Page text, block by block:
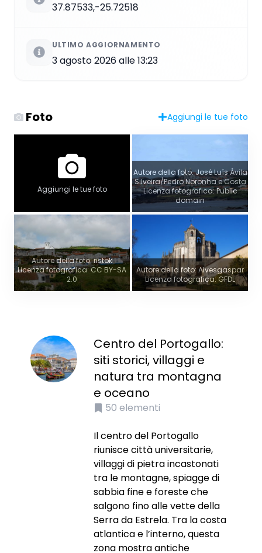
37.87533,-25.72518
ULTIMO AGGIORNAMENTO
3 agosto 2026 alle 13:23
Foto Aggiungi le tue foto
Aggiungi le tue foto
Autore della foto: José Luís Ávila
Silveira/Pedro Noronha e Costa
Licenza fotografica: Public
domain
Autore della foto: ristok
Licenza fotografica: CC BY-SA
2.0
Autore della foto: Alvesgaspar
Licenza fotografica: GFDL
Centro del Portogallo:
siti storici, villaggi e
natura tra montagna
e oceano
50 elementi
Il centro del Portogallo
riunisce città universitarie,
villaggi di pietra incastonati
tra le montagne, spiagge di
sabbia fine e foreste che
salgono fino alle vette della
Serra da Estrela. Tra la costa
atlantica e l’interno, questa
zona mostra antiche